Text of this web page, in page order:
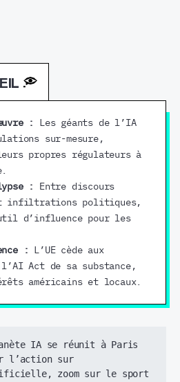
:
Les géants de l’IA
sur-mesure,
leurs propres régulateurs à
:
Entre discours
infiltrations politiques,
d’influence pour les
:
L’UE cède aux
Act de sa substance,
américains et locaux.
IA se réunit à Paris
l’action sur
zoom sur le sport